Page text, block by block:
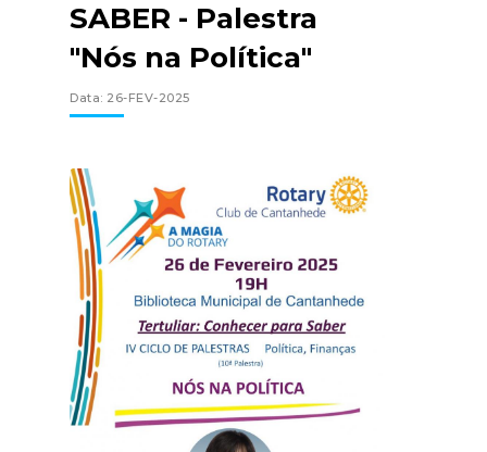
SABER - Palestra
"Nós na Política"
Data: 26-FEV-2025